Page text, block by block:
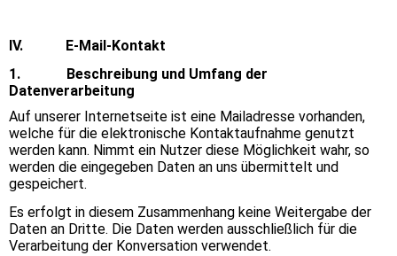
IV. E-Mail-Kontakt
1. Beschreibung und Umfang der
Datenverarbeitung
Auf unserer Internetseite ist eine Mailadresse vorhanden,
welche für die elektronische Kontaktaufnahme genutzt
werden kann. Nimmt ein Nutzer diese Möglichkeit wahr, so
werden die eingegeben Daten an uns übermittelt und
gespeichert.
Es erfolgt in diesem Zusammenhang keine Weitergabe der
Daten an Dritte. Die Daten werden ausschließlich für die
Verarbeitung der Konversation verwendet.